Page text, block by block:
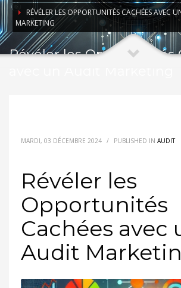
RÉVÉLER LES OPPORTUNITÉS CACHÉES AVEC
MARKETING
Révéler les Opportunités
MARDI, 03 DÉCEMBRE 2024 / PUBLISHED IN AUDIT
Révéler les
Opportunités
Cachées avec
Audit